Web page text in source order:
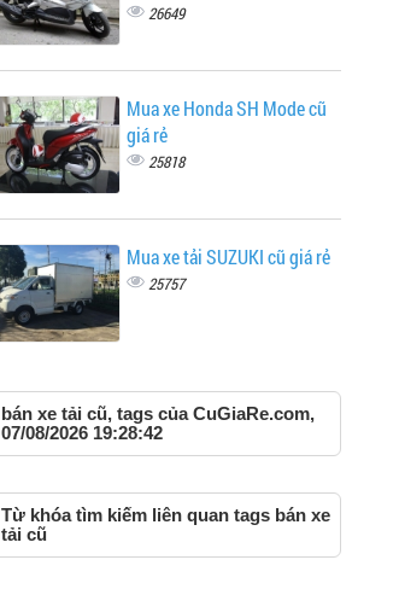
26649
Mua xe Honda SH Mode cũ
giá rẻ
25818
Mua xe tải SUZUKI cũ giá rẻ
25757
bán xe tải cũ, tags của CuGiaRe.com,
07/08/2026 19:28:42
Từ khóa tìm kiếm liên quan tags bán xe
tải cũ